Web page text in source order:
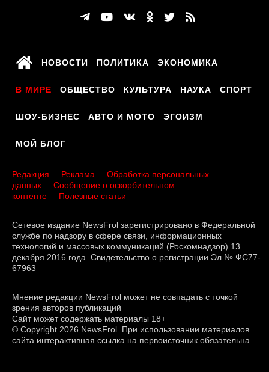
НОВОСТИ ПОЛИТИКА ЭКОНОМИКА
В МИРЕ ОБЩЕСТВО КУЛЬТУРА НАУКА СПОРТ
ШОУ-БИЗНЕС АВТО И МОТО ЭГОИЗМ
МОЙ БЛОГ
Редакция Реклама
Обработка персональных
данных
Сообщение о оскорбительном
контенте
Полезные статьи
Сетевое издание NewsFrol зарегистрировано в Федеральной
службе по надзору в сфере связи, информационных
технологий и массовых коммуникаций (Роскомнадзор) 13
декабря 2016 года. Свидетельство о регистрации Эл № ФС77-
67963
Мнение редакции NewsFrol может не совпадать с точкой
зрения авторов публикаций
Сайт может содержать материалы 18+
© Copyright 2026 NewsFrol. При использовании материалов
сайта интерактивная ссылка на первоисточник обязательна